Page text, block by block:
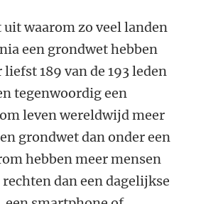
waarom zo veel landen
een grondwet hebben
189 van de 193 leden
tegenwoordig een
leven wereldwijd meer
grondwet dan onder een
hebben meer mensen
dan een dagelijkse